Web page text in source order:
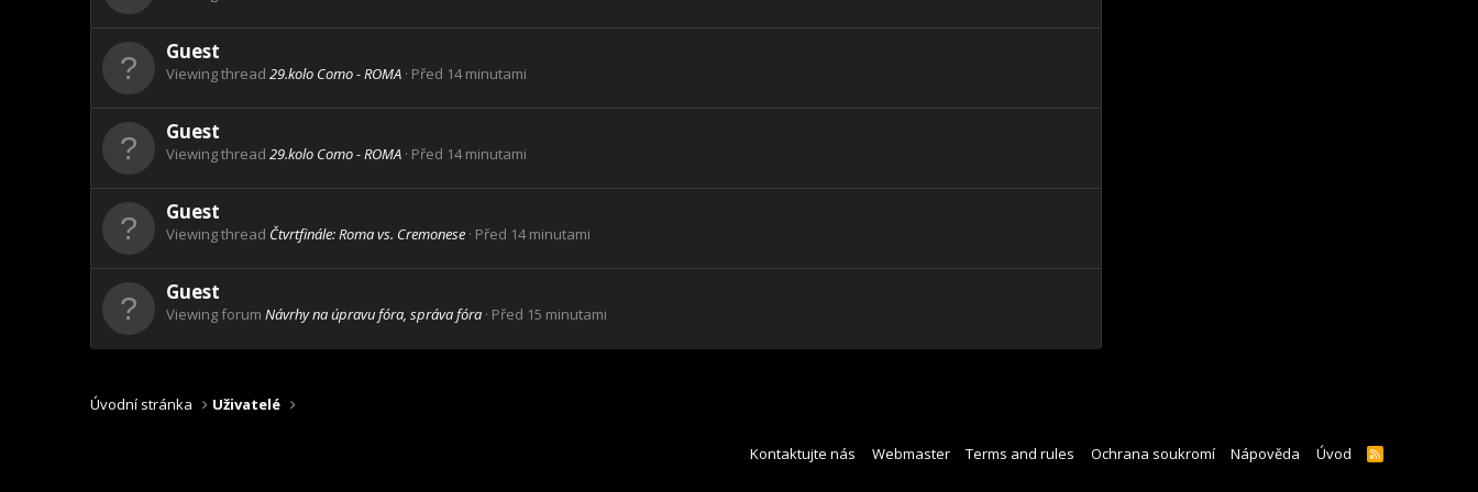
Guest
Viewing thread 29.kolo Como - ROMA Před 14 minutami
Guest
Viewing thread 29.kolo Como - ROMA Před 14 minutami
Guest
Viewing thread Čtvrtfinále: Roma vs. Cremonese Před 14 minutami
Guest
Viewing forum Návrhy na úpravu fóra, správa fóra Před 15 minutami
Úvodní stránka Uživatelé
Kontaktujte nás Webmaster Terms and rules Ochrana soukromí Nápověda Úvod
R